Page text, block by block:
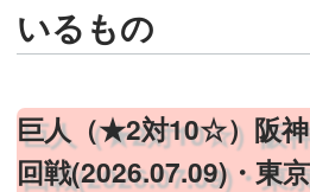
いるもの
巨人（★2対10☆）阪
回戦(2026.07.09)・東